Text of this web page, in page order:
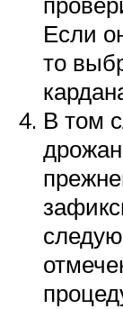
Если
то
В том